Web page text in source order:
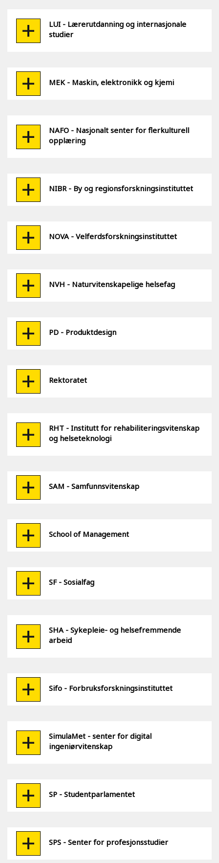
LUI - Lærerutdanning og internasjonale
studier
MEK - Maskin, elektronikk og kjemi
NAFO - Nasjonalt senter for flerkulturell
opplæring
NIBR - By og regionsforskningsinstituttet
NOVA - Velferdsforskningsinstituttet
NVH - Naturvitenskapelige helsefag
PD - Produktdesign
Rektoratet
RHT - Institutt for rehabiliteringsvitenskap
og helseteknologi
SAM - Samfunnsvitenskap
School of Management
SF - Sosialfag
SHA - Sykepleie- og helsefremmende
arbeid
Sifo - Forbruksforskningsinstituttet
SimulaMet - senter for digital
ingeniørvitenskap
SP - Studentparlamentet
SPS - Senter for profesjonsstudier